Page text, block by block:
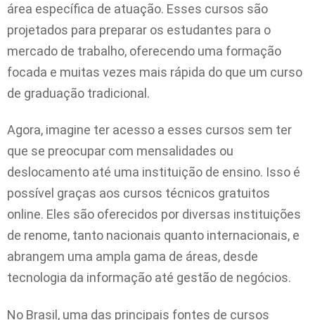
área específica de atuação. Esses cursos são
projetados para preparar os estudantes para o
mercado de trabalho, oferecendo uma formação
focada e muitas vezes mais rápida do que um curso
de graduação tradicional.
Agora, imagine ter acesso a esses cursos sem ter
que se preocupar com mensalidades ou
deslocamento até uma instituição de ensino. Isso é
possível graças aos cursos técnicos gratuitos
online. Eles são oferecidos por diversas instituições
de renome, tanto nacionais quanto internacionais, e
abrangem uma ampla gama de áreas, desde
tecnologia da informação até gestão de negócios.
No Brasil, uma das principais fontes de cursos